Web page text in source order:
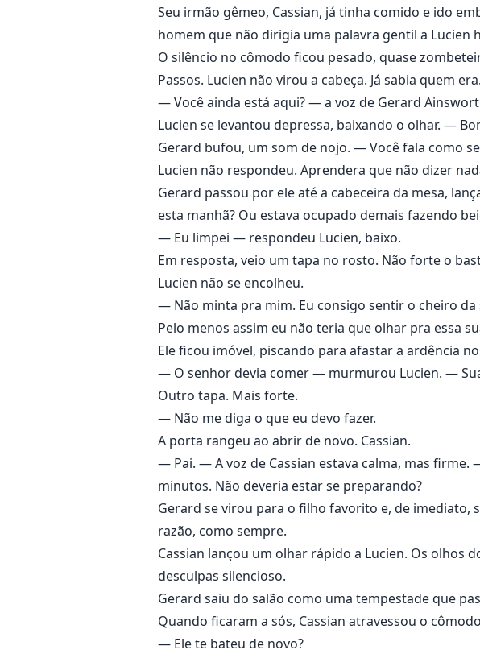
Zayn não acredita em fraqueza.
Não acredita em amor.
E com certeza não acredita em homens como
Zayn é frio. Implacável. Homofóbico.
Mas o que Zayn não sabe…
É que Lucien carrega mais do que dor.
Ele carrega um segredo que desafia a biologia, a
🩸 Lucien pode gerar um herdeiro.
E o que começou como punição vira obsessão.
O que começou como ódio começa a queimar em
Seu irmão gêmeo, Cassian, já tinha comido e ido
homem que não dirigia uma palavra gentil a Lucien
O silêncio no cômodo ficou pesado, quase
Passos. Lucien não virou a cabeça. Já sabia quem era.
— Você ainda está aqui? — a voz de Gerard
Lucien se levantou depressa, baixando o olhar. —
Gerard bufou, um som de nojo. — Você fala como
Lucien não respondeu. Aprendera que não dizer
Gerard passou por ele até a cabeceira da mesa,
esta manhã? Ou estava ocupado demais fazendo
— Eu limpei — respondeu Lucien, baixo.
Em resposta, veio um tapa no rosto. Não forte o
Lucien não se encolheu.
— Não minta pra mim. Eu consigo sentir o cheiro
Pelo menos assim eu não teria que olhar pra essa
Ele ficou imóvel, piscando para afastar a ardência
— O senhor devia comer — murmurou Lucien. —
Outro tapa. Mais forte.
— Não me diga o que eu devo fazer.
A porta rangeu ao abrir de novo. Cassian.
— Pai. — A voz de Cassian estava calma, mas
minutos. Não deveria estar se preparando?
Gerard se virou para o filho favorito e, de imediato,
razão, como sempre.
Cassian lançou um olhar rápido a Lucien. Os olhos
desculpas silencioso.
Gerard saiu do salão como uma tempestade que
Quando ficaram a sós, Cassian atravessou o
— Ele te bateu de novo?